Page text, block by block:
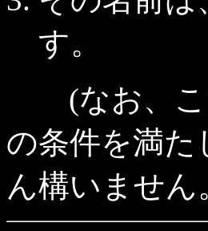
す。
(なお、こ
の条件を満
ん構いません